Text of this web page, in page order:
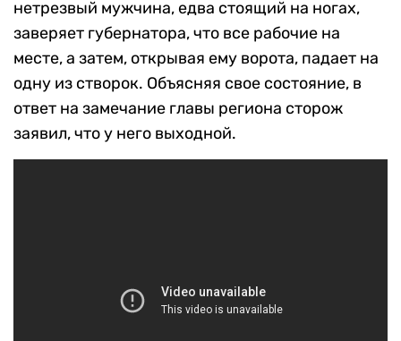
нетрезвый мужчина, едва стоящий на ногах,
заверяет губернатора, что все рабочие на
месте, а затем, открывая ему ворота, падает на
одну из створок. Объясняя свое состояние, в
ответ на замечание главы региона сторож
заявил, что у него выходной.